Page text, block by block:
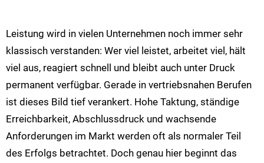
Leistung wird in vielen Unternehmen noch immer sehr
klassisch verstanden: Wer viel leistet, arbeitet viel, hält
viel aus, reagiert schnell und bleibt auch unter Druck
permanent verfügbar. Gerade in vertriebsnahen Berufen
ist dieses Bild tief verankert. Hohe Taktung, ständige
Erreichbarkeit, Abschlussdruck und wachsende
Anforderungen im Markt werden oft als normaler Teil
des Erfolgs betrachtet. Doch genau hier beginnt das